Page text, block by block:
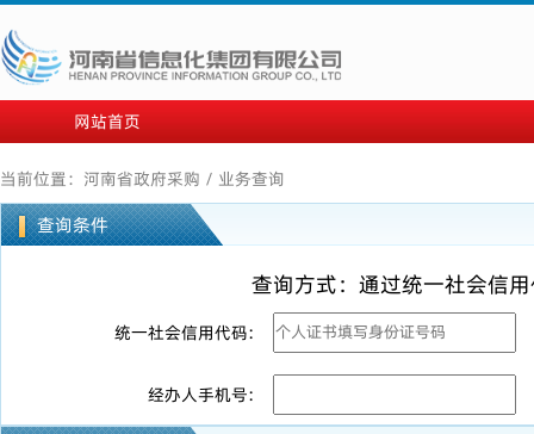
网站首页
当前位置： 河南省政府采购 / 业务查询
查询条件
查询方式：通过统一社会信
统一社会信用代码:
经办人手机号: